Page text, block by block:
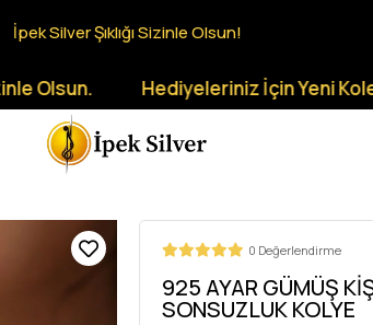
İpek Silver Şıklığı Sizinle Olsun!
Hediyeleriniz İçin Yeni
0 Değerlendirme
925 AYAR GÜMÜŞ
SONSUZLUK KOLYE